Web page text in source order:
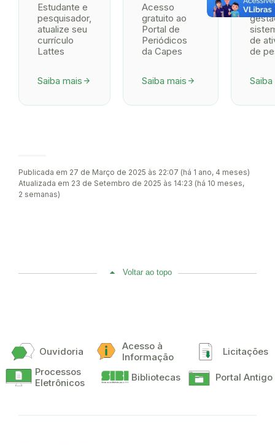
Estudante e
pesquisador,
atualize seu
currículo
Lattes
Saiba mais arrow_forward
Acesso
gratuito ao
Portal de
Periódicos
da Capes
Saiba mais arrow_forward
de
de
Publicada em 27 de Março de 2025 às 22:07 (há 1 ano, 4 meses)
Atualizada em 23 de Setembro de 2025 às 14:23 (há 10 meses,
2 semanas)
Voltar ao topo
Ouvidoria
Acesso à
Informação
Licitações
Processos
Eletrônicos
Bibliotecas Portal Antigo